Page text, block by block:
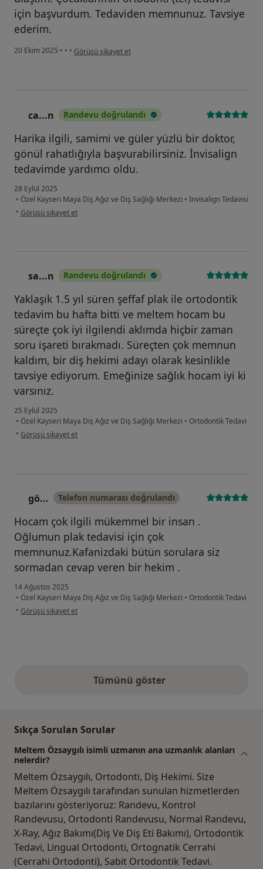
için başvurdum. Tedaviden memnunuz. Tavsiye
ederim.
20 Ekim 2025 • • • kullanıcının görüşüne göre b...
Görüşü şikayet et
ca...n Randevu doğrulandı
Harika ilgili, samimi ve güler yüzlü bir doktor,
gönül rahatlığıyla başvurabilirsiniz. İnvisalign
tedavimde yardımcı oldu.
28 Eylül 2025
• Özel Kayseri Maya Diş Ağız ve Diş Sağlığı Merkezi • Invisalign Tedavisi
• kullanıcının görüşüne göre ca...n
Görüşü şikayet et
sa...n Randevu doğrulandı
Yaklaşık 1.5 yıl süren şeffaf plak ile ortodontik
tedavim bu hafta bitti ve meltem hocam bu
süreçte çok iyi ilgilendi aklımda hiçbir zaman
soru işareti bırakmadı. Süreçten çok memnun
kaldım, bir diş hekimi adayı olarak kesinlikle
tavsiye ediyorum. Emeğinize sağlık hocam iyi ki
varsınız.
25 Eylül 2025
• Özel Kayseri Maya Diş Ağız ve Diş Sağlığı Merkezi • Ortodontik Tedavi
• kullanıcının görüşüne göre sa...n
Görüşü şikayet et
gö... Telefon numarası doğrulandı
Hocam çok ilgili mükemmel bir insan .
Oğlumun plak tedavisi için çok
memnunuz.Kafanizdaki bütün sorulara siz
sormadan cevap veren bir hekim .
14 Ağustos 2025
• Özel Kayseri Maya Diş Ağız ve Diş Sağlığı Merkezi • Ortodontik Tedavi
• kullanıcının görüşüne göre gö...
Görüşü şikayet et
Tümünü gösteryukarıdaki görüşler
Sıkça Sorulan Sorular
Meltem Özsaygılı isimli uzmanın ana uzmanlık alanları
nelerdir?
Meltem Özsaygılı, Ortodonti, Diş Hekimi. Size
Meltem Özsaygılı tarafından sunulan hizmetlerden
bazılarını gösteriyoruz: Randevu, Kontrol
Randevusu, Ortodonti Randevusu, Normal Randevu,
X-Ray, Ağız Bakımı(Diş Ve Diş Eti Bakımı), Ortodontik
Tedavi, Lingual Ortodonti, Ortognatik Cerrahi
(Cerrahi Ortodonti), Sabit Ortodontik Tedavi.